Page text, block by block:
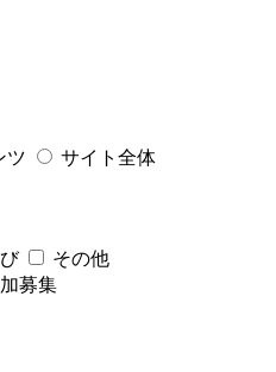
ツ
サイト全体
その他
募集